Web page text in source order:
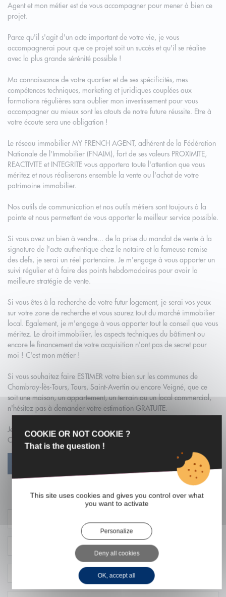
Agent et mon métier est de vous accompagner pour mener à bien ce
projet.
Parce qu'il s'agit d'un acte important de votre vie, je vous
accompagnerai pour que ce projet soit un succès et qu'il se réalise
avec la plus grande sérénité possible !
Ma connaissance de votre quartier et de ses spécificités, mes
compétences techniques, marketing et juridiques couplées aux
formations régulières sans oublier mon investissement pour vous
accompagner au mieux sont les atouts de notre future réussite. Etre à
votre écoute sera une obligation !
Le réseau immobilier MY FRENCH AGENT, adhérent de la Fédération
Nationale de l'Immobilier (FNAIM), fort de ses valeurs PROXIMITE,
REACTIVITE et INTEGRITE vous apportera toute l'attention que vous
méritez et nous réaliserons ensemble la vente ou l'achat de votre
patrimoine immobilier.
Nos outils de communication et nos outils métiers sont toujours à la
pointe et nous permettent de vous apporter le meilleur service possible.
Si vous avez un bien à vendre... de la prise du mandat de vente à la
signature de l'acte authentique chez le notaire et la fameuse remise
des clefs, je serai un réel partenaire. Je m'engage à vous apporter un
suivi régulier et à faire des points hebdomadaires pour avoir la
meilleure stratégie de vente.
Si vous êtes à la recherche de votre futur logement, je serai vos yeux
sur votre zone de recherche et vous saurez tout du marché immobilier
local. Egalement, je m'engage à vous apporter tout le conseil que vous
méritez. Le droit immobilier, les aspects techniques du bâtiment ou
encore le financement de votre acquisition n'ont pas de secret pour
moi ! C'est mon métier !
Si vous souhaitez faire ESTIMER votre bien sur les communes de
Chambray-lès-Tours, Tours, Saint-Avertin ou encore Veigné, que ce
soit une maison, un appartement, un terrain ou un local commercial,
n'hésitez pas à demander votre estimation GRATUITE.
Je suis à votre disposition pour la bonne réalisation de votre projet !
Contactez moi !
Contacter l'agent
COOKIE OR NOT COOKIE ?
That is the question !
This site uses cookies and gives you control over what
you want to activate
Personalize
Deny all cookies
OK, accept all